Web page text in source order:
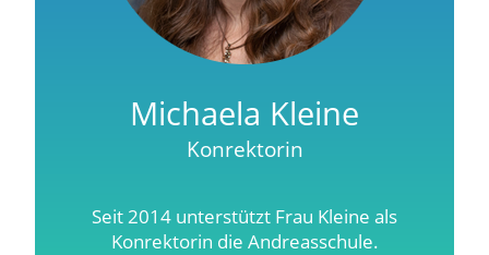
Michaela Kleine
Konrektorin
Seit 2014 unterstützt Frau Kleine als
Konrektorin die Andreasschule.